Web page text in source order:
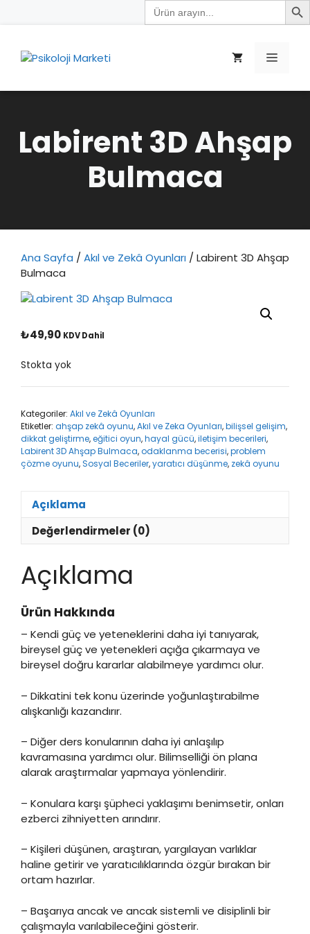
Search
for:
Menü
Labirent 3D Ahşap
Bulmaca
Ana Sayfa / Akıl ve Zekâ Oyunları / Labirent 3D Ahşap
Bulmaca
₺49,90 KDV Dahil
Stokta yok
Kategoriler: Akıl ve Zekâ Oyunları
Etiketler: ahşap zekâ oyunu,Akıl ve Zeka Oyunları,bilişsel gelişim,
dikkat geliştirme,eğitici oyun,hayal gücü,iletişim becerileri,
Labirent 3D Ahşap Bulmaca,odaklanma becerisi,problem
çözme oyunu,Sosyal Beceriler,yaratıcı düşünme, zekâ oyunu
Açıklama
Değerlendirmeler (0)
Açıklama
Ürün Hakkında
– Kendi güç ve yeteneklerini daha iyi tanıyarak,
bireysel güç ve yetenekleri açığa çıkarmaya ve
bireysel doğru kararlar alabilmeye yardımcı olur.
– Dikkatini tek konu üzerinde yoğunlaştırabilme
alışkanlığı kazandırır.
– Diğer ders konularının daha iyi anlaşılıp
kavramasına yardımcı olur. Bilimselliği ön plana
alarak araştırmalar yapmaya yönlendirir.
– Konulara karşı şüpheci yaklaşımı benimsetir, onları
ezberci zihniyetten arındırır.
– Kişileri düşünen, araştıran, yargılayan varlıklar
haline getirir ve yaratıcılıklarında özgür bırakan bir
ortam hazırlar.
– Başarıya ancak ve ancak sistemli ve disiplinli bir
çalışmayla varılabileceğini gösterir.